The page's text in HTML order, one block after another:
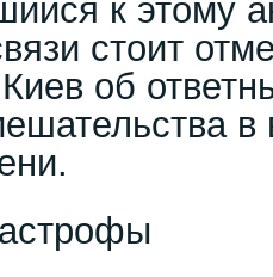
к этому
стоит
об